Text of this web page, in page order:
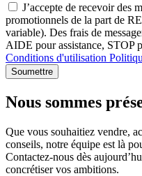
J’accepte de recevoir des
promotionnels de la part de
variable). Des frais de
AIDE pour assistance, STOP
Conditions d'utilisation
Soumettre
Nous sommes
Que vous souhaitiez vendre,
conseils, notre équipe est là
Contactez-nous dès
concrétiser vos ambitions.